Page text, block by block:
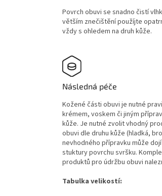
Povrch obuvi se snadno čistí
větším znečištění použíjte
vždy s ohledem na druh kůže.
Následná péče
Kožené části obuvi je nutné
krémem, voskem či jiným
kůže. Je nutné zvolit vhodný
obuvi dle druhu kůže (hladká,
nevhodného přípravku může
stuktury povrchu svršku.
produktů pro údržbu obuvi
Tabulka velikostí: